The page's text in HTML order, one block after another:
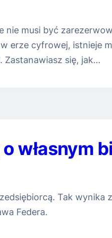
nie musi być
erze cyfrowej, istnieje
Zastanawiasz się, jak…
własnym
Tak
Federa.